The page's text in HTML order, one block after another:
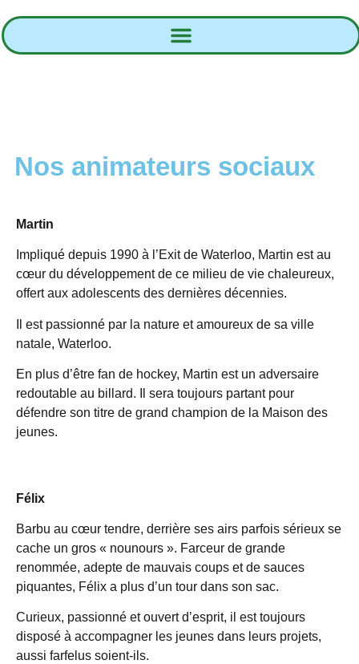
Nos animateurs sociaux
Martin
Impliqué depuis 1990 à l’Exit de Waterloo, Martin est au
cœur du développement de ce milieu de vie chaleureux,
offert aux adolescents des dernières décennies.
Il est passionné par la nature et amoureux de sa ville
natale, Waterloo.
En plus d’être fan de hockey, Martin est un adversaire
redoutable au billard. Il sera toujours partant pour
défendre son titre de grand champion de la Maison des
jeunes.
Félix
Barbu au cœur tendre, derrière ses airs parfois sérieux se
cache un gros « nounours ». Farceur de grande
renommée, adepte de mauvais coups et de sauces
piquantes, Félix a plus d’un tour dans son sac.
Curieux, passionné et ouvert d’esprit, il est toujours
disposé à accompagner les jeunes dans leurs projets,
aussi farfelus soient-ils.